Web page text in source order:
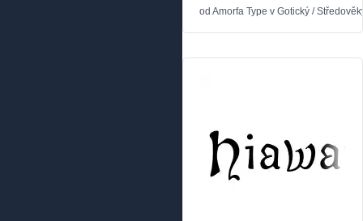
od Amorfa Type v Gotický /